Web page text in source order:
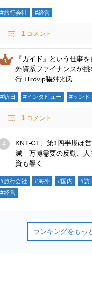
#旅行会社 #経営
1 コメント
『ガイド』という仕事
外資系ファイナンスが
行 Hirovip脇舛光氏
#訪日 #インタビュー #ランド
1 コメント
KNT-CT、第1四半期は
減 万博需要の反動、人
資も響く
#旅行会社 #海外 #国内 #訪
#経営